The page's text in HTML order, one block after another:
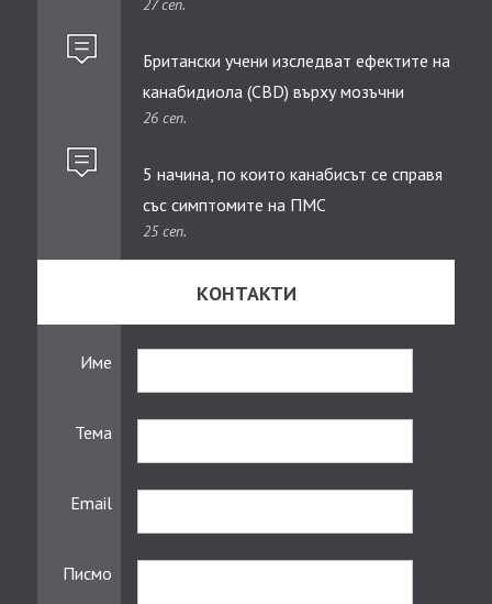
27 сеп.
Британски учени изследват ефектите на
канабидиолa (CBD) върху мозъчни
тумори при деца
26 сеп.
5 начина, по които канабисът се справя
със симптомите на ПМС
25 сеп.
КОНТАКТИ
Име
Тема
Email
Писмо